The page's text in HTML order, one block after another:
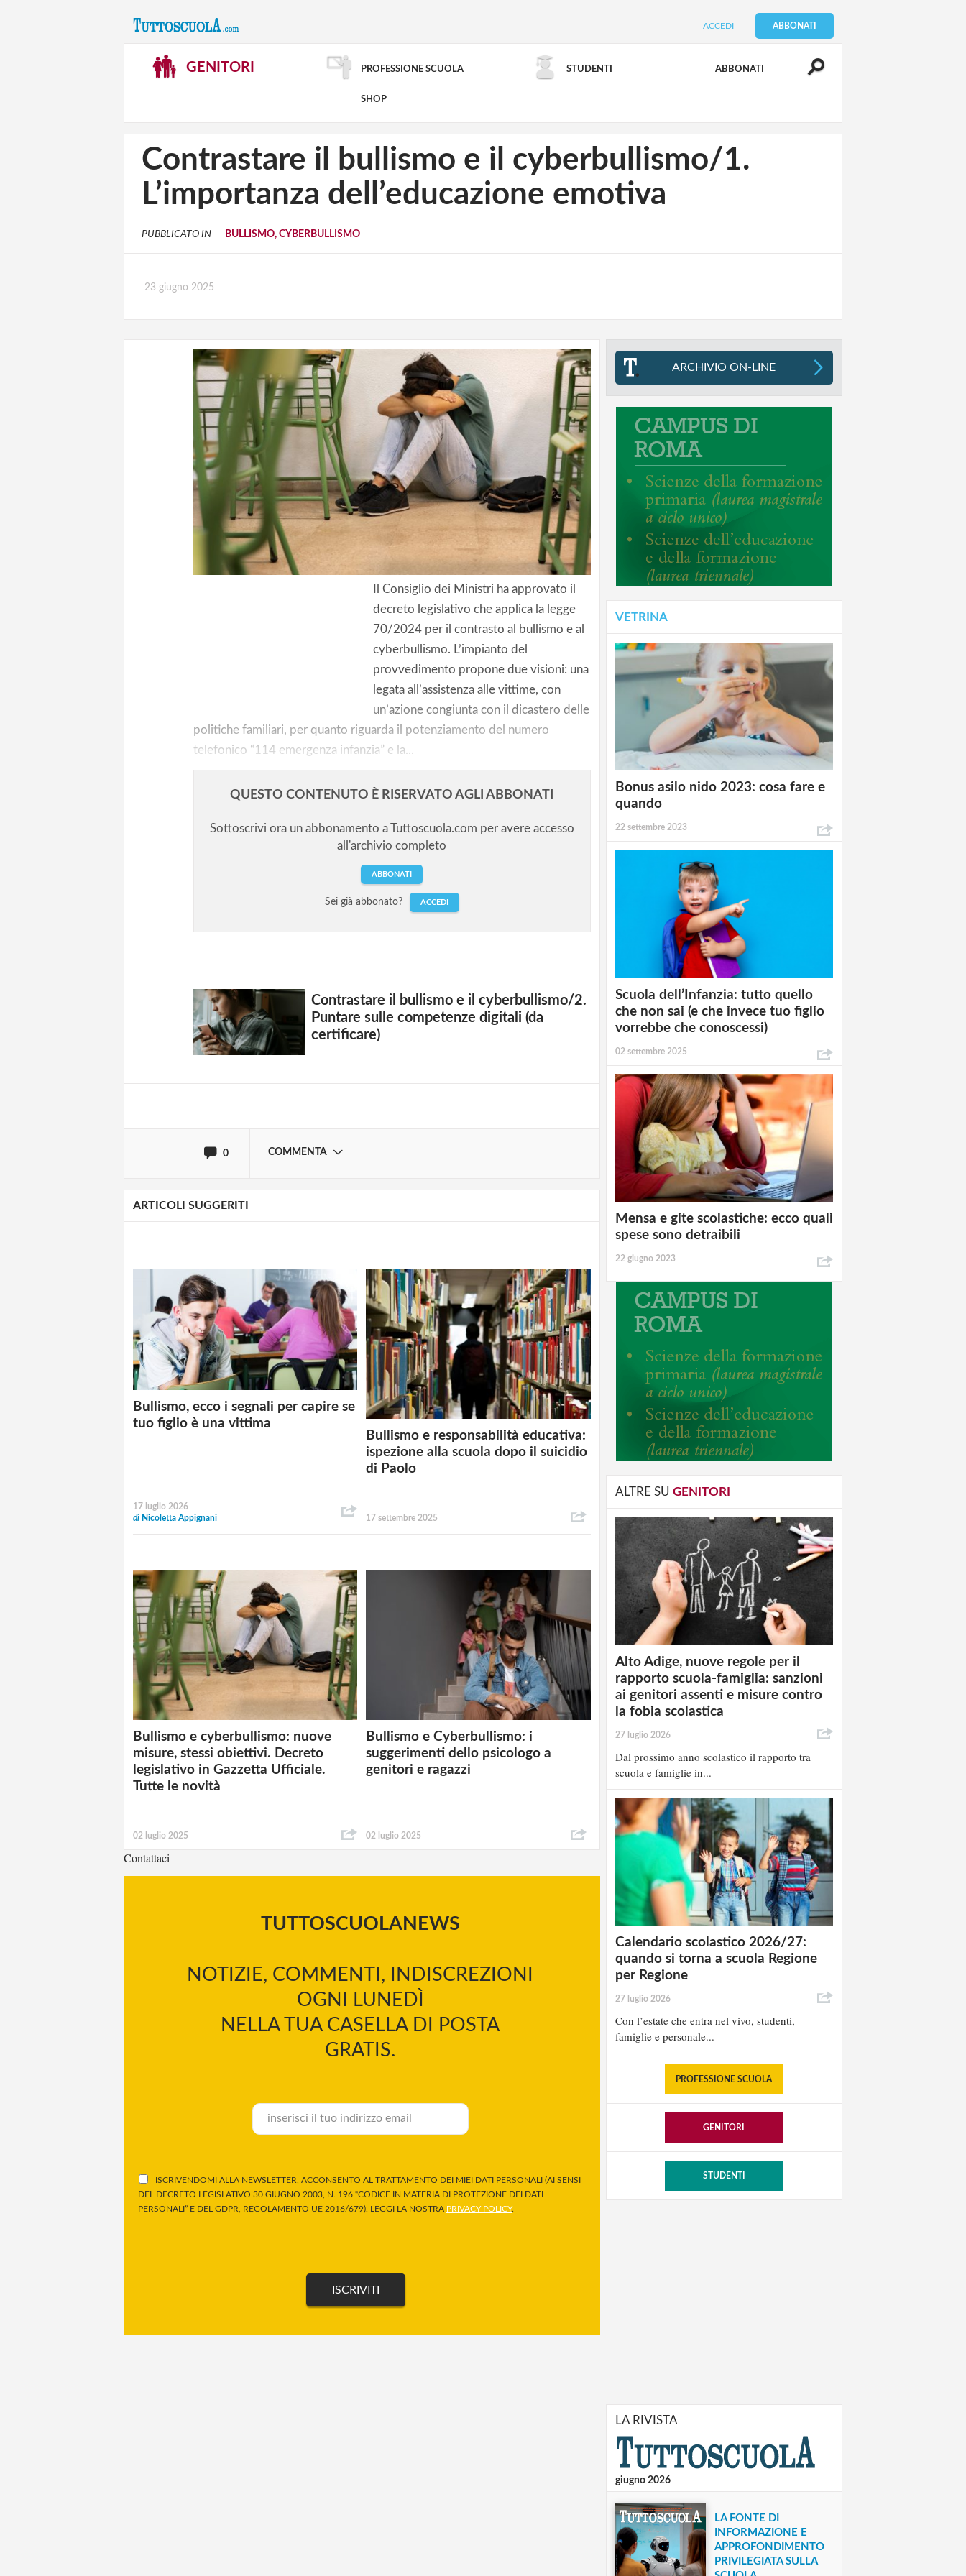
ACCEDI ABBONATI
GENITORI PROFESSIONE SCUOLA STUDENTI ABBONATI
SHOP
Contrastare il bullismo e il cyberbullismo/1.
L’importanza dell’educazione emotiva
PUBBLICATO IN BULLISMO, CYBERBULLISMO
23 giugno 2025
Il Consiglio dei Ministri ha approvato il
decreto legislativo che applica la legge
70/2024 per il contrasto al bullismo e al
cyberbullismo. L’impianto del
provvedimento propone due visioni: una
legata all’assistenza alle vittime, con
un’azione congiunta con il dicastero delle
politiche familiari, per quanto riguarda il potenziamento del numero
telefonico “114 emergenza infanzia” e la...
QUESTO CONTENUTO È RISERVATO AGLI ABBONATI
Sottoscrivi ora un abbonamento a Tuttoscuola.com per avere accesso
all'archivio completo
ABBONATI
Sei già abbonato? ACCEDI
Contrastare il bullismo e il cyberbullismo/2.
Puntare sulle competenze digitali (da
certificare)
0 COMMENTA
Solo gli utenti registrati possono commentare!
Effettua il Login
ARTICOLI SUGGERITI
Bullismo, ecco i segnali per capire se
tuo figlio è una vittima
17 luglio 2026
di Nicoletta Appignani
Bullismo e responsabilità educativa:
ispezione alla scuola dopo il suicidio
di Paolo
17 settembre 2025
Bullismo e cyberbullismo: nuove
misure, stessi obiettivi. Decreto
legislativo in Gazzetta Ufficiale.
Tutte le novità
02 luglio 2025
Bullismo e Cyberbullismo: i
suggerimenti dello psicologo a
genitori e ragazzi
02 luglio 2025
Contattaci
TUTTOSCUOLANEWS
NOTIZIE, COMMENTI, INDISCREZIONI
OGNI LUNEDÌ
NELLA TUA CASELLA DI POSTA
GRATIS.
ISCRIVENDOMI ALLA NEWSLETTER, ACCONSENTO AL TRATTAMENTO DEI MIEI DATI PERSONALI (AI SENSI
DEL DECRETO LEGISLATIVO 30 GIUGNO 2003, N. 196 “CODICE IN MATERIA DI PROTEZIONE DEI DATI
PERSONALI” E DEL GDPR, REGOLAMENTO UE 2016/679). LEGGI LA NOSTRA PRIVACY POLICY.
ARCHIVIO ON-LINE
VETRINA
Bonus asilo nido 2023: cosa fare e
quando
22 settembre 2023
Scuola dell’Infanzia: tutto quello
che non sai (e che invece tuo figlio
vorrebbe che conoscessi)
02 settembre 2025
Mensa e gite scolastiche: ecco quali
spese sono detraibili
22 giugno 2023
ALTRE SU GENITORI
Alto Adige, nuove regole per il
rapporto scuola-famiglia: sanzioni
ai genitori assenti e misure contro
la fobia scolastica
27 luglio 2026
Dal prossimo anno scolastico il rapporto tra
scuola e famiglie in...
Calendario scolastico 2026/27:
quando si torna a scuola Regione
per Regione
27 luglio 2026
Con l’estate che entra nel vivo, studenti,
famiglie e personale...
PROFESSIONE SCUOLA
GENITORI
STUDENTI
LA RIVISTA
giugno 2026
LA FONTE DI
INFORMAZIONE E
APPROFONDIMENTO
PRIVILEGIATA SULLA